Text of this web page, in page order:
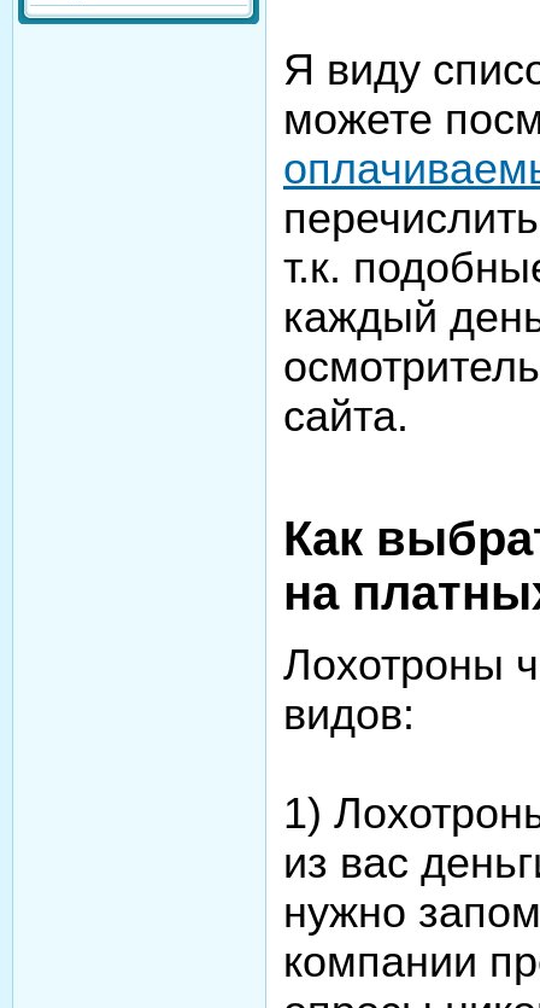
Я виду
можете
т.к.
каждый
сайта.
Как
на
Лохотроны
видов:
1)
из вас
нужно
компании